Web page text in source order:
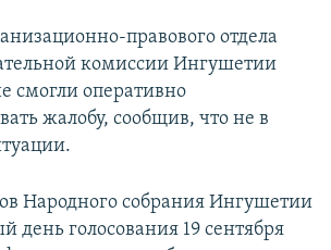
правового отдела
комиссии Ингушетии
смогли оперативно
жалобу, сообщив, что не в
Народного собрания Ингушетии
день голосования 19 сентября